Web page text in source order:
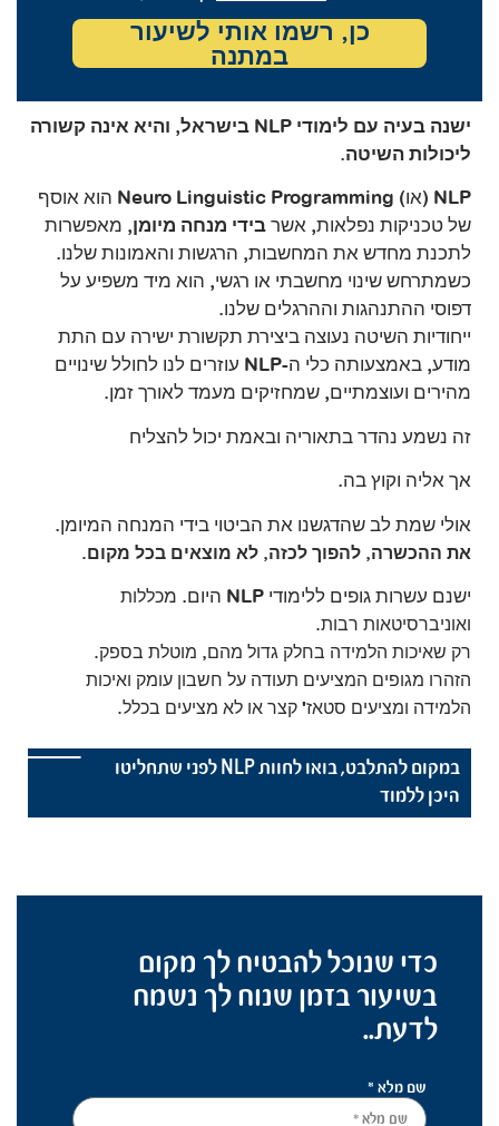
כן, רשמו אותי לשיעור
במתנה
ישנה בעיה עם לימודי NLP בישראל, והיא אינה קשורה
ליכולות השיטה.
NLP (או) Neuro Linguistic Programming הוא אוסף
של טכניקות נפלאות, אשר בידי מנחה מיומן, מאפשרות
לתכנת מחדש את המחשבות, הרגשות והאמונות שלנו.
כשמתרחש שינוי מחשבתי או רגשי, הוא מיד משפיע על
דפוסי ההתנהגות וההרגלים שלנו.
ייחודיות השיטה נעוצה ביצירת תקשורת ישירה עם התת
מודע, באמצעותה כלי ה-NLP עוזרים לנו לחולל שינויים
מהירים ועוצמתיים, שמחזיקים מעמד לאורך זמן.
זה נשמע נהדר בתאוריה ובאמת יכול להצליח
אך אליה וקוץ בה.
אולי שמת לב שהדגשנו את הביטוי בידי המנחה המיומן.
את ההכשרה, להפוך לכזה, לא מוצאים בכל מקום.
ישנם עשרות גופים ללימודי NLP היום. מ
כללות
ואוניברסיטאות רבות.
רק שאיכות הלמידה בחלק גדול מהם, מוטלת בספק.
הזהרו מגופים המציעים תעודה על חשבון עומק ואיכות
הלמידה ומציעים סטאז' קצר או לא מציעים בכלל.
במקום להתלבט, בואו לחוות NLP לפני שתחליטו
היכן ללמוד
כדי שנוכל להבטיח לך מקום
בשיעור בזמן שנוח לך נשמח
לדעת..
שם מלא *